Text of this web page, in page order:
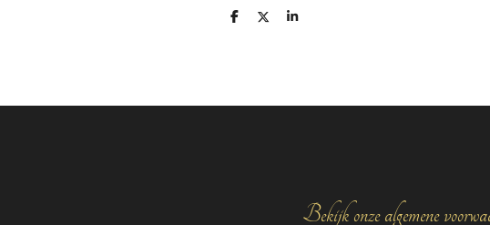
D
D
S
Bekijk onze algemene